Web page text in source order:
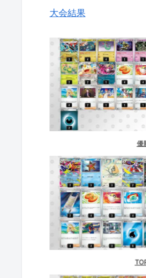
Super KaBoS 二
三洋堂書店 新
ドラゴンスター
TSUTAYA三島店
BOOKOFF奈良
【CARDBOX】
TSUTAYA AVク
カードスタジア
シーガル 泉中央
本の王国すまい
大会結果
優